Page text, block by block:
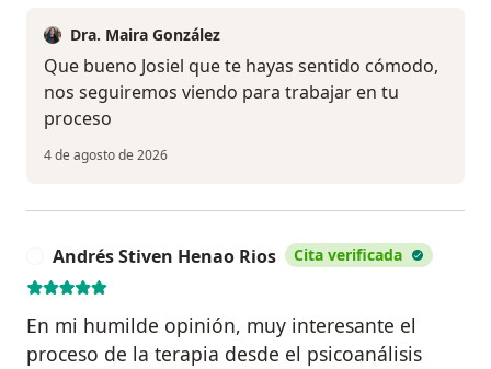
Dra. Maira González
Que bueno Josiel que te hayas sentido cómodo,
nos seguiremos viendo para trabajar en tu
proceso
4 de agosto de 2026
Andrés Stiven Henao Rios Cita verificada
En mi humilde opinión, muy interesante el
proceso de la terapia desde el psicoanálisis